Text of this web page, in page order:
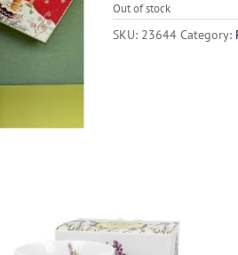
Out of stock
SKU: 23644 Category: